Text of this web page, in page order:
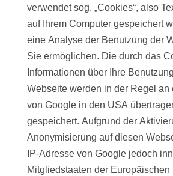
verwendet sog. „Cookies“, also
auf Ihrem Computer gespeichert
eine Analyse der Benutzung der
Sie ermöglichen. Die durch das
Informationen über Ihre
Webseite werden in der Regel an
von Google in den USA
gespeichert. Aufgrund der
Anonymisierung auf diesen
IP-Adresse von Google jedoch
Mitgliedstaaten der Europäischen